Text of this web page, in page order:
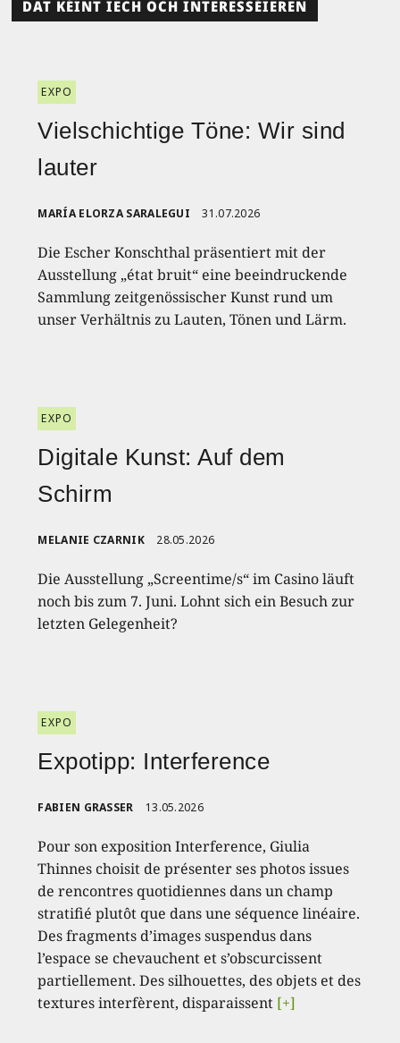
DAT KÉINT IECH OCH INTERESSÉIEREN
EXPO
Vielschichtige Töne: Wir sind
lauter
MARÍA ELORZA SARALEGUI 31.07.2026
Die Escher Konschthal präsentiert mit der
Ausstellung „état bruit“ eine beeindruckende
Sammlung zeitgenössischer Kunst rund um
unser Verhältnis zu Lauten, Tönen und Lärm.
EXPO
Digitale Kunst: Auf dem
Schirm
MELANIE CZARNIK 28.05.2026
Die Ausstellung „Screentime/s“ im Casino läuft
noch bis zum 7. Juni. Lohnt sich ein Besuch zur
letzten Gelegenheit?
EXPO
Expotipp: Interference
FABIEN GRASSER 13.05.2026
Pour son exposition Interference, Giulia
Thinnes choisit de présenter ses photos issues
de rencontres quotidiennes dans un champ
stratifié plutôt que dans une séquence linéaire.
Des fragments d’images suspendus dans
l’espace se chevauchent et s’obscurcissent
partiellement. Des silhouettes, des objets et des
textures interfèrent, disparaissent [+]